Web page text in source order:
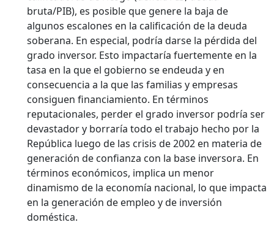
bruta/PIB), es posible que genere la baja de
algunos escalones en la calificación de la deuda
soberana. En especial, podría darse la pérdida del
grado inversor. Esto impactaría fuertemente en la
tasa en la que el gobierno se endeuda y en
consecuencia a la que las familias y empresas
consiguen financiamiento. En términos
reputacionales, perder el grado inversor podría ser
devastador y borraría todo el trabajo hecho por la
República luego de las crisis de 2002 en materia de
generación de confianza con la base inversora. En
términos económicos, implica un menor
dinamismo de la economía nacional, lo que impacta
en la generación de empleo y de inversión
doméstica.